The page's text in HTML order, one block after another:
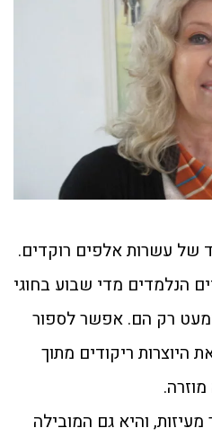
של עשרות אלפים רוקדים.
הנלמדים מדי שבוע בחוגי
רק הם. אפשר לספור
ריקודים מתוך
והיא גם המובילה